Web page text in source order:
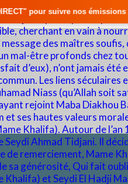
nos émissions en temps réel